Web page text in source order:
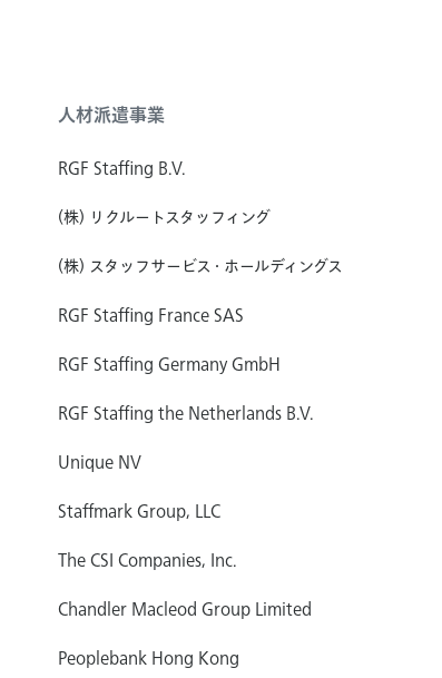
人材派遣事業
RGF Staffing B.V.
(株) リクルートスタッフィング
(株) スタッフサービス・ホールディングス
RGF Staffing France SAS
RGF Staffing Germany GmbH
RGF Staffing the Netherlands B.V.
Unique NV
Staffmark Group, LLC
The CSI Companies, Inc.
Chandler Macleod Group Limited
Peoplebank Hong Kong